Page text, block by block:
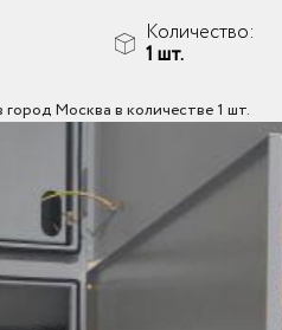
Количество:
1 шт.
Москва в количестве 1 шт.